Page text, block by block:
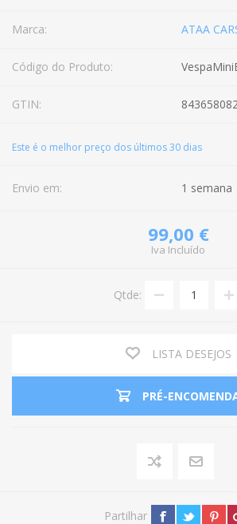
Marca: ATAA
Código do Produto:
GTIN:
Este é o melhor preço dos últimos 30 dias
Envio em: 1 semana
99,00 €
Iva Incluído
Qtde:
LISTA DESEJOS
PRÉ-
Partilhar